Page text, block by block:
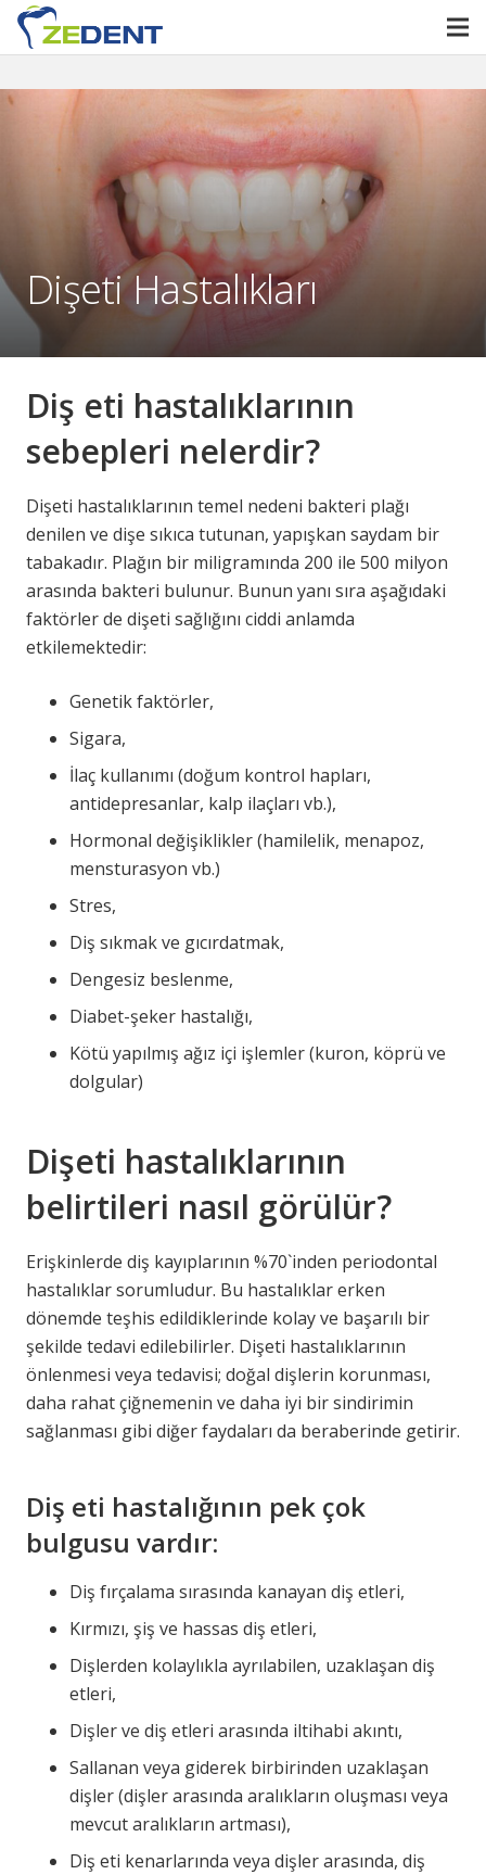
Dişeti Hastalıkları
Diş eti hastalıklarının
sebepleri nelerdir?
Dişeti hastalıklarının temel nedeni bakteri plağı
denilen ve dişe sıkıca tutunan, yapışkan saydam bir
tabakadır. Plağın bir miligramında 200 ile 500 milyon
arasında bakteri bulunur. Bunun yanı sıra aşağıdaki
faktörler de dişeti sağlığını ciddi anlamda
etkilemektedir:
Genetik faktörler,
Sigara,
İlaç kullanımı (doğum kontrol hapları,
antidepresanlar, kalp ilaçları vb.),
Hormonal değişiklikler (hamilelik, menapoz,
mensturasyon vb.)
Stres,
Diş sıkmak ve gıcırdatmak,
Dengesiz beslenme,
Diabet-şeker hastalığı,
Kötü yapılmış ağız içi işlemler (kuron, köprü ve
dolgular)
Dişeti hastalıklarının
belirtileri nasıl görülür?
Erişkinlerde diş kayıplarının %70`inden periodontal
hastalıklar sorumludur. Bu hastalıklar erken
dönemde teşhis edildiklerinde kolay ve başarılı bir
şekilde tedavi edilebilirler. Dişeti hastalıklarının
önlenmesi veya tedavisi; doğal dişlerin korunması,
daha rahat çiğnemenin ve daha iyi bir sindirimin
sağlanması gibi diğer faydaları da beraberinde getirir.
Diş eti hastalığının pek çok
bulgusu vardır:
Diş fırçalama sırasında kanayan diş etleri,
Kırmızı, şiş ve hassas diş etleri,
Dişlerden kolaylıkla ayrılabilen, uzaklaşan diş
etleri,
Dişler ve diş etleri arasında iltihabi akıntı,
Sallanan veya giderek birbirinden uzaklaşan
dişler (dişler arasında aralıkların oluşması veya
mevcut aralıkların artması),
Diş eti kenarlarında veya dişler arasında, diş